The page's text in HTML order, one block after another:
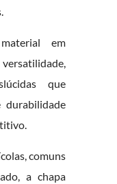
em
que
durabilidade
comuns
a chapa